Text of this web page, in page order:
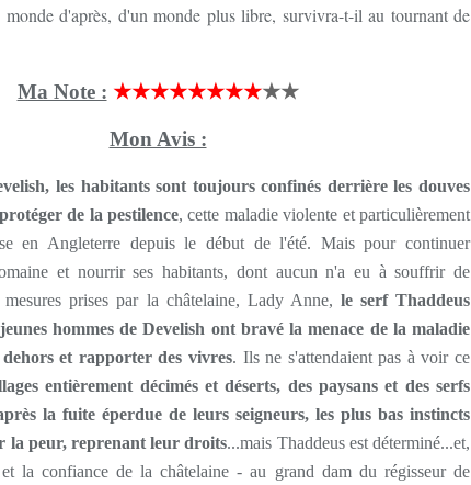
monde d'après, d'un monde plus libre, survivra-t-il au tournant de
Ma Note : ★★★★★★★★★★
Mon Avis :
les habitants sont toujours confinés derrière les douves
de la pestilence, cette maladie violente et particulièrement
en Angleterre depuis le début de l'été. Mais pour continuer
et nourrir ses habitants, dont aucun n'a eu à souffrir de
prises par la châtelaine, Lady Anne, le serf Thaddeus
hommes de Develish ont bravé la menace de la maladie
et rapporter des vivres. Ils ne s'attendaient pas à voir ce
entièrement décimés et déserts, des paysans et des serfs
la fuite éperdue de leurs seigneurs, les plus bas instincts
la peur, reprenant leur droits...mais Thaddeus est déterminé...et,
la confiance de la châtelaine - au grand dam du régisseur de